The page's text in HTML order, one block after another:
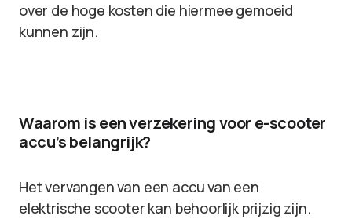
over de hoge kosten die hiermee gemoeid
kunnen zijn.
Waarom is een verzekering voor e-scooter
accu’s belangrijk?
Het vervangen van een accu van een
elektrische scooter kan behoorlijk prijzig zijn.